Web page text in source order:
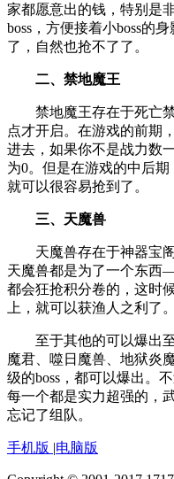
家都愿意出的钱，特别是
boss，方便接着小boss的
了，自然也抢不了了。
二、禁地魔王
禁地魔王存在于死亡禁
点才开启。在游戏的前期
进去，如果你不是战力数
为0。但是在游戏的中后期
就可以很容易抢到了。
三、天魔兽
天魔兽存在于神器宝阁
天魔兽都是为了一个东
都会狂抢积分卷的，这时
上，就可以获渔人之利了
至于其他的可以爆出至
魔君、噬日魔兽、地狱炎
级的boss，都可以爆出。
每一个都是实力超强的，
忘记了组队。
手机版 |电脑版